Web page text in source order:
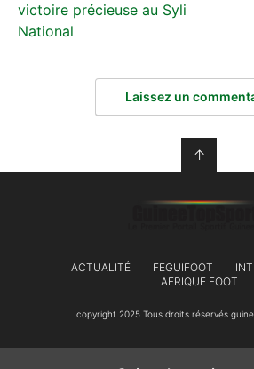
victoire précieuse au Syli
National
Laissez un
↑
ACTUALITÉ FEGUIFOOT
AFRIQUE FOOT
copyright 2025 Tous droits réservés